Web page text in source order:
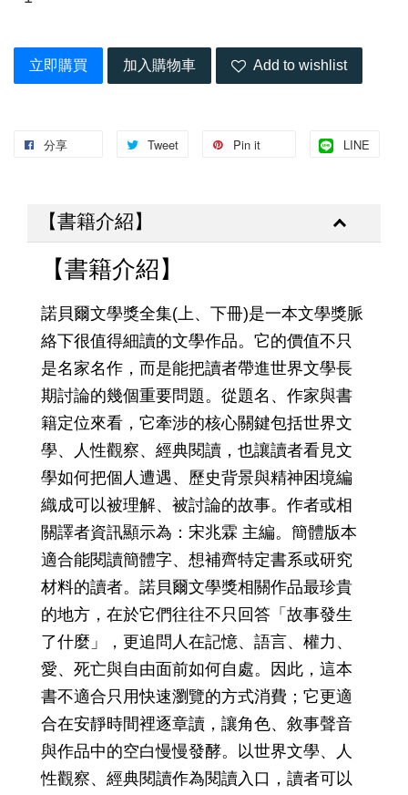
立即購買 加入購物車 Add to wishlist
分享 Tweet Pin it LINE
【書籍介紹】
【書籍介紹】
諾貝爾文學獎全集(上、下冊)是一本文學獎脈
絡下很值得細讀的文學作品。它的價值不只
是名家名作，而是能把讀者帶進世界文學長
期討論的幾個重要問題。從題名、作家與書
籍定位來看，它牽涉的核心關鍵包括世界文
學、人性觀察、經典閱讀，也讓讀者看見文
學如何把個人遭遇、歷史背景與精神困境編
織成可以被理解、被討論的故事。作者或相
關譯者資訊顯示為：宋兆霖 主編。簡體版本
適合能閱讀簡體字、想補齊特定書系或研究
材料的讀者。諾貝爾文學獎相關作品最珍貴
的地方，在於它們往往不只回答「故事發生
了什麼」，更追問人在記憶、語言、權力、
愛、死亡與自由面前如何自處。因此，這本
書不適合只用快速瀏覽的方式消費；它更適
合在安靜時間裡逐章讀，讓角色、敘事聲音
與作品中的空白慢慢發酵。以世界文學、人
性觀察、經典閱讀作為閱讀入口，讀者可以